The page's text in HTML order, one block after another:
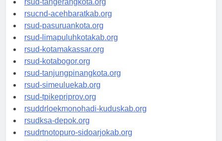
rsud-tangerangkota.org
rsucnd-acehbaratkab.org
rsud-pasuruankota.org
rsud-limapuluhkotakab.org
rsud-kotamakassar.org
rsud-kotabogor.org
rsud-tanjungpinangkota.org
rsud-simeuluekab.org
rsud-tpikepriprov.org
rsuddrloekmonohadi-kuduskab.org
rsudksa-depok.org